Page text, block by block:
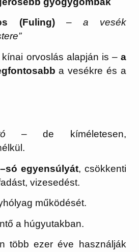
(Fuling)– a vesék
orvoslás alapján is – a
a vesékre és a
– de kíméletesen,
egyensúlyát, csökkenti
vizesedést.
működését.
a húgyutakban.
több ezer éve használják